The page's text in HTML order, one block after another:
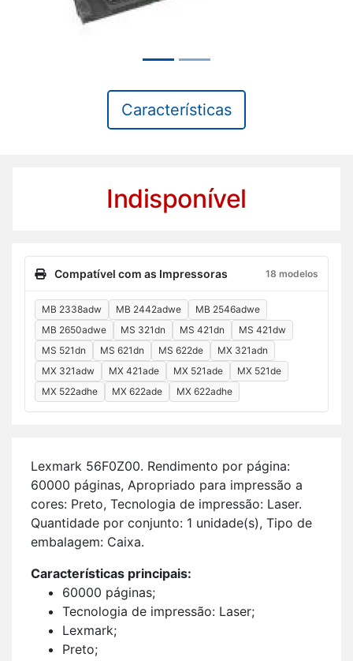
Características
Indisponível
Compatível com as Impressoras 18 modelos
MB 2338adw MB 2442adwe
MB 2546adwe
MB 2650adwe
MS 321dn MS 421dn
MS 421dw
MS 521dn
MS 621dn MS 622de
MX 321adn
MX 321adw
MX 421ade MX 521ade
MX 521de
MX 522adhe
MX 622ade MX 622adhe
Lex­mark 56F0Z00. Ren­di­mento por pá­gina:
60000 pá­ginas, Apro­priado para im­pressão a
cores: Preto, Tec­no­logia de im­pressão: Laser.
Quan­ti­dade por con­junto: 1 uni­dade(s), Tipo de
em­ba­lagem: Caixa.
Ca­rac­te­rís­ticas prin­ci­pais:
60000 pá­ginas;
Tec­no­logia de im­pressão: Laser;
Lex­mark;
Preto;